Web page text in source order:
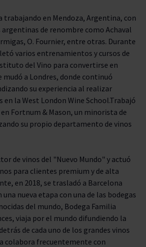
trabajando en Mendoza, Argentina, con
de renombre como Achaval
O. Fournier, entre otras. Durante
varios entrenamientos y cursos de
del Vino para convertirse en
mudó a Londres, donde continuó
su experiencia al realizar
en la West London Wine School.Trabajó
Fortnum & Mason, un minorista de
su propio departamento de vinos
de vinos del "Nuevo Mundo" y actuó
para clientes premium y de alta
en 2018, se trasladó a Barcelona
una nueva etapa con una de las bodegas
del mundo, Bodega Familia
viaja por el mundo difundiendo la
de cada uno de los grandes vinos
colabora frecuentemente con